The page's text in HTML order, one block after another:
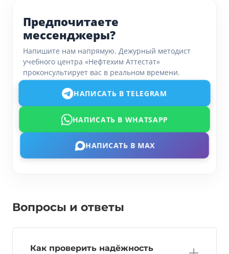
Предпочитаете
мессенджеры?
Напишите нам напрямую. Дежурный методист
учебного центра «Нефтехим Аттестат»
проконсультирует вас в реальном времени.
НАПИСАТЬ В TELEGRAM
НАПИСАТЬ В WHATSAPP
НАПИСАТЬ В MAX
Вопросы и ответы
Как проверить надёжность